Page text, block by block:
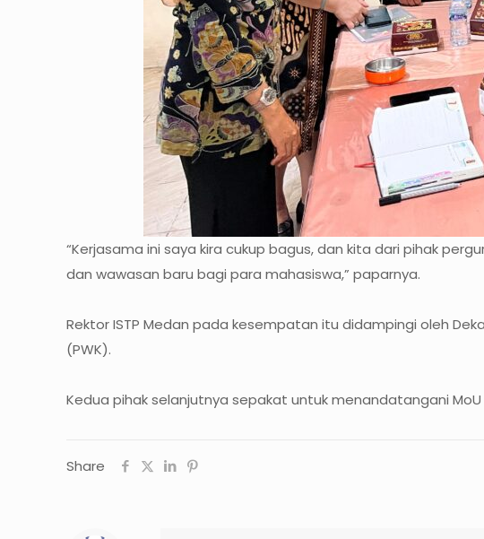
“Kerjasama ini saya kira cukup bagus, dan kita dari pihak
dan wawasan baru bagi para mahasiswa,” paparnya.
Rektor ISTP Medan pada kesempatan itu didampingi oleh
(PWK).
Kedua pihak selanjutnya sepakat untuk menandatangani
Share